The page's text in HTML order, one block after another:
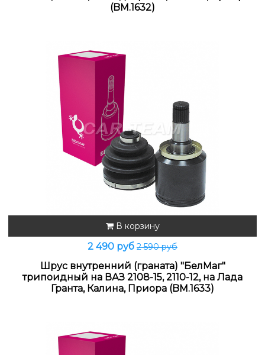
(BM.1632)
В корзину
2 490 руб 2 590 руб
Шрус внутренний (граната) "БелМаг"
трипоидный на ВАЗ 2108-15, 2110-12, на Лада
Гранта, Калина, Приора (BM.1633)